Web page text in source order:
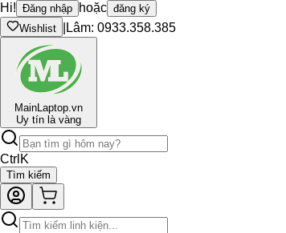
Hi! Đăng nhập hoặc đăng ký
Wishlist
Lâm: 0933.358.385
MainLaptop.vn
Uy tín là vàng
Ctrl K
Tìm kiếm